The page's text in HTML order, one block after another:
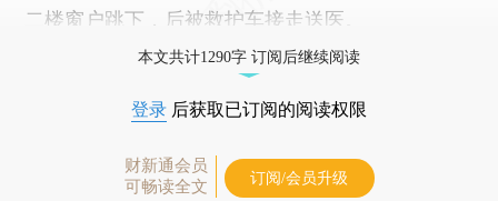
二楼窗户跳下，后被救护车接走送医。
本文共计1290字 订阅后继续阅读
登录 后获取已订阅的阅读权限
财新通会员
可畅读全文
订阅/会员升级